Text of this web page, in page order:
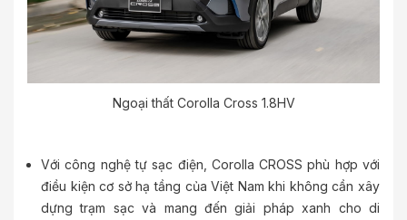
Ngoại thất Corolla Cross 1.8HV
Với công nghệ tự sạc điện, Corolla CROSS phù hợp với
điều kiện cơ sở hạ tầng của Việt Nam khi không cần xây
dựng trạm sạc và mang đến giải pháp xanh cho di